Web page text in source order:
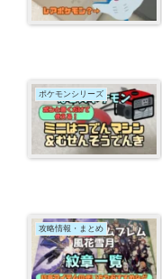
ポケモンシリーズ
攻略情報・まとめ